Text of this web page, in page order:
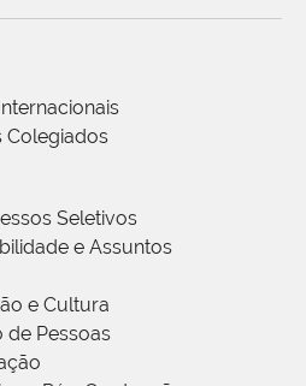
Colegiados
Seletivos
e Assuntos
e Cultura
de Pessoas